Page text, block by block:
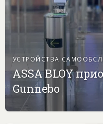
УСТРОЙСТВА
ASSA BLOY
Gunnebo